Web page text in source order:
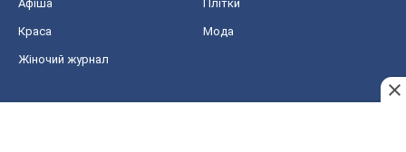
Афіша Плітки
Краса Мода
Жіночий журнал